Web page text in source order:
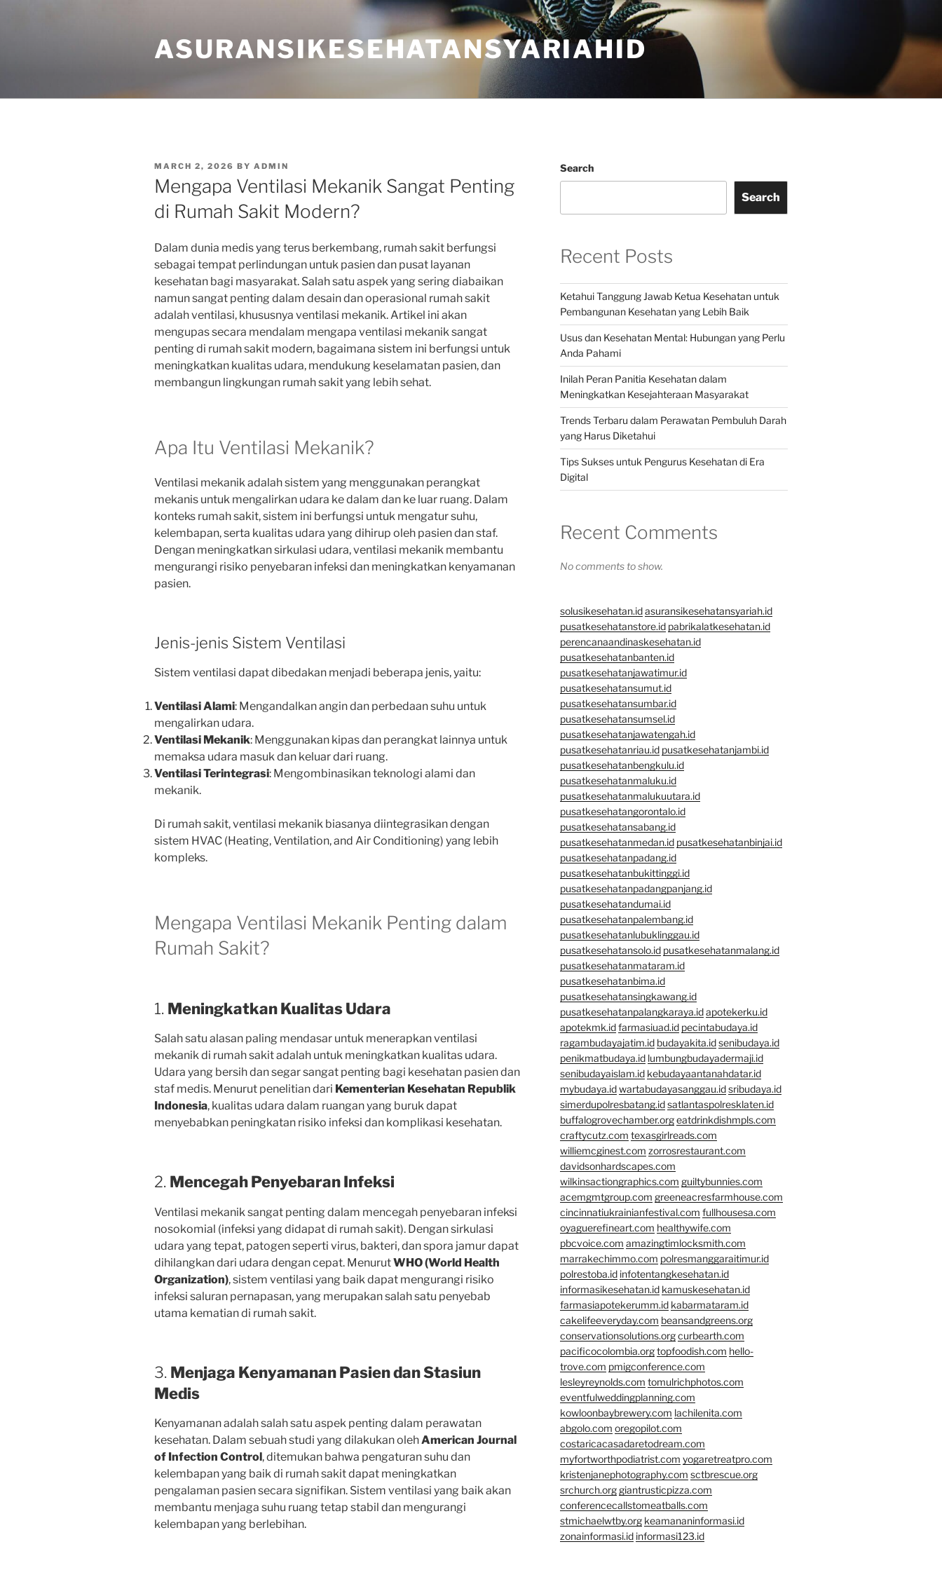
ASURANSIKESEHATANSYARIAHID
POSTED
ON
MARCH 2, 2026 BY ADMIN
Mengapa Ventilasi Mekanik Sangat Penting
di Rumah Sakit Modern?
Dalam dunia medis yang terus berkembang, rumah sakit berfungsi
sebagai tempat perlindungan untuk pasien dan pusat layanan
kesehatan bagi masyarakat. Salah satu aspek yang sering diabaikan
namun sangat penting dalam desain dan operasional rumah sakit
adalah ventilasi, khususnya ventilasi mekanik. Artikel ini akan
mengupas secara mendalam mengapa ventilasi mekanik sangat
penting di rumah sakit modern, bagaimana sistem ini berfungsi untuk
meningkatkan kualitas udara, mendukung keselamatan pasien, dan
membangun lingkungan rumah sakit yang lebih sehat.
Apa Itu Ventilasi Mekanik?
Ventilasi mekanik adalah sistem yang menggunakan perangkat
mekanis untuk mengalirkan udara ke dalam dan ke luar ruang. Dalam
konteks rumah sakit, sistem ini berfungsi untuk mengatur suhu,
kelembapan, serta kualitas udara yang dihirup oleh pasien dan staf.
Dengan meningkatkan sirkulasi udara, ventilasi mekanik membantu
mengurangi risiko penyebaran infeksi dan meningkatkan kenyamanan
pasien.
Jenis-jenis Sistem Ventilasi
Sistem ventilasi dapat dibedakan menjadi beberapa jenis, yaitu:
Ventilasi Alami: Mengandalkan angin dan perbedaan suhu untuk
mengalirkan udara.
Ventilasi Mekanik: Menggunakan kipas dan perangkat lainnya untuk
memaksa udara masuk dan keluar dari ruang.
Ventilasi Terintegrasi: Mengombinasikan teknologi alami dan
mekanik.
Di rumah sakit, ventilasi mekanik biasanya diintegrasikan dengan
sistem HVAC (Heating, Ventilation, and Air Conditioning) yang lebih
kompleks.
Mengapa Ventilasi Mekanik Penting dalam
Rumah Sakit?
1. Meningkatkan Kualitas Udara
Salah satu alasan paling mendasar untuk menerapkan ventilasi
mekanik di rumah sakit adalah untuk meningkatkan kualitas udara.
Udara yang bersih dan segar sangat penting bagi kesehatan pasien dan
staf medis. Menurut penelitian dari Kementerian Kesehatan Republik
Indonesia, kualitas udara dalam ruangan yang buruk dapat
menyebabkan peningkatan risiko infeksi dan komplikasi kesehatan.
2. Mencegah Penyebaran Infeksi
Ventilasi mekanik sangat penting dalam mencegah penyebaran infeksi
nosokomial (infeksi yang didapat di rumah sakit). Dengan sirkulasi
udara yang tepat, patogen seperti virus, bakteri, dan spora jamur dapat
dihilangkan dari udara dengan cepat. MenurutWHO (World Health
Organization), sistem ventilasi yang baik dapat mengurangi risiko
infeksi saluran pernapasan, yang merupakan salah satu penyebab
utama kematian di rumah sakit.
3. Menjaga Kenyamanan Pasien dan Stasiun
Medis
Kenyamanan adalah salah satu aspek penting dalam perawatan
kesehatan. Dalam sebuah studi yang dilakukan olehAmerican Journal
of Infection Control, ditemukan bahwa pengaturan suhu dan
kelembapan yang baik di rumah sakit dapat meningkatkan
pengalaman pasien secara signifikan. Sistem ventilasi yang baik akan
membantu menjaga suhu ruang tetap stabil dan mengurangi
kelembapan yang berlebihan.
Search
Search
Recent Posts
Ketahui Tanggung Jawab Ketua Kesehatan untuk
Pembangunan Kesehatan yang Lebih Baik
Usus dan Kesehatan Mental: Hubungan yang Perlu
Anda Pahami
Inilah Peran Panitia Kesehatan dalam
Meningkatkan Kesejahteraan Masyarakat
Trends Terbaru dalam Perawatan Pembuluh Darah
yang Harus Diketahui
Tips Sukses untuk Pengurus Kesehatan di Era
Digital
Recent Comments
No comments to show.
solusikesehatan.id asuransikesehatansyariah.id
pusatkesehatanstore.id pabrikalatkesehatan.id
perencanaandinaskesehatan.id
pusatkesehatanbanten.id
pusatkesehatanjawatimur.id
pusatkesehatansumut.id
pusatkesehatansumbar.id
pusatkesehatansumsel.id
pusatkesehatanjawatengah.id
pusatkesehatanriau.id pusatkesehatanjambi.id
pusatkesehatanbengkulu.id
pusatkesehatanmaluku.id
pusatkesehatanmalukuutara.id
pusatkesehatangorontalo.id
pusatkesehatansabang.id
pusatkesehatanmedan.id pusatkesehatanbinjai.id
pusatkesehatanpadang.id
pusatkesehatanbukittinggi.id
pusatkesehatanpadangpanjang.id
pusatkesehatandumai.id
pusatkesehatanpalembang.id
pusatkesehatanlubuklinggau.id
pusatkesehatansolo.id pusatkesehatanmalang.id
pusatkesehatanmataram.id
pusatkesehatanbima.id
pusatkesehatansingkawang.id
pusatkesehatanpalangkaraya.id apotekerku.id
apotekmk.id farmasiuad.id pecintabudaya.id
ragambudayajatim.id budayakita.id senibudaya.id
penikmatbudaya.id lumbungbudayadermaji.id
senibudayaislam.id kebudayaantanahdatar.id
mybudaya.id wartabudayasanggau.id sribudaya.id
simerdupolresbatang.id satlantaspolresklaten.id
buffalogrovechamber.org eatdrinkdishmpls.com
craftycutz.com texasgirlreads.com
williemcginest.com zorrosrestaurant.com
davidsonhardscapes.com
wilkinsactiongraphics.com guiltybunnies.com
acemgmtgroup.com greeneacresfarmhouse.com
cincinnatiukrainianfestival.com fullhousesa.com
oyaguerefineart.com healthywife.com
pbcvoice.com amazingtimlocksmith.com
marrakechimmo.com polresmanggaraitimur.id
polrestoba.id infotentangkesehatan.id
informasikesehatan.id kamuskesehatan.id
farmasiapotekerumm.id kabarmataram.id
cakelifeeveryday.com beansandgreens.org
conservationsolutions.org curbearth.com
pacificocolombia.org topfoodish.com hello-
trove.com pmigconference.com
lesleyreynolds.com tomulrichphotos.com
eventfulweddingplanning.com
kowloonbaybrewery.com lachilenita.com
abgolo.com oregopilot.com
costaricacasadaretodream.com
myfortworthpodiatrist.com yogaretreatpro.com
kristenjanephotography.com sctbrescue.org
srchurch.org giantrusticpizza.com
conferencecallstomeatballs.com
stmichaelwtby.org keamananinformasi.id
zonainformasi.id informasi123.id